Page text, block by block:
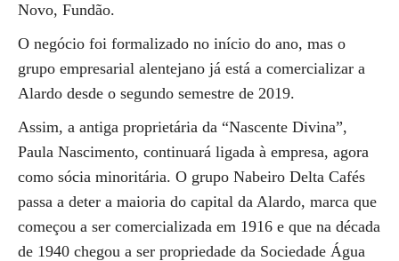
Novo, Fundão.
O negócio foi formalizado no início do ano, mas o
grupo empresarial alentejano já está a comercializar a
Alardo desde o segundo semestre de 2019.
Assim, a antiga proprietária da “Nascente Divina”,
Paula Nascimento, continuará ligada à empresa, agora
como sócia minoritária. O grupo Nabeiro Delta Cafés
passa a deter a maioria do capital da Alardo, marca que
começou a ser comercializada em 1916 e que na década
de 1940 chegou a ser propriedade da Sociedade Água